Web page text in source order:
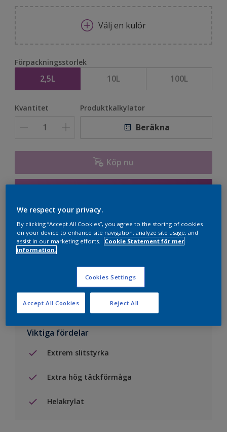
Välj en kulör
Förpackningsstorlek
2,5L 10L 100L
Kvantitet Produktkalkylator
Beräkna
Köp nu
Viktiga fördelar
Extrem slitstyrka
Extra hög täckförmåga
Helakrylat
We respect your privacy.
By clicking “Accept All Cookies”, you agree to the storing of cookies
on your device to enhance site navigation, analyze site usage, and
assist in our marketing efforts.
Cookie Statement för mer
information.
Cookies Settings
Reject All
Accept All Cookies